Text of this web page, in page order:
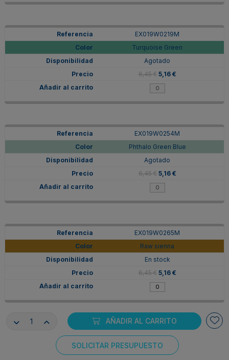
AÑADIR AL CARRITO
SOLICITAR PRESUPUESTO
EX019W0219M
Turquoise Green
Agotado
6,45 € 5,16 €
EX019W0254M
Phthalo Green Blue
Agotado
6,45 € 5,16 €
EX019W0265M
Raw sienna
En stock
6,45 € 5,16 €
EX019W0177M
Azo Yellow Deep
Consentimiento de cookies